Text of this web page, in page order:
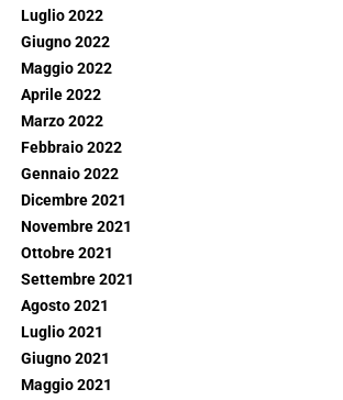
Luglio 2022
Giugno 2022
Maggio 2022
Aprile 2022
Marzo 2022
Febbraio 2022
Gennaio 2022
Dicembre 2021
Novembre 2021
Ottobre 2021
Settembre 2021
Agosto 2021
Luglio 2021
Giugno 2021
Maggio 2021